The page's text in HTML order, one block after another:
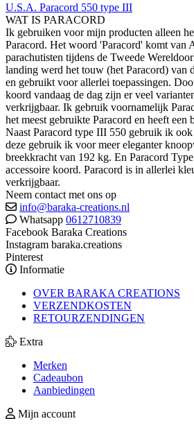
U.S.A. Paracord 550 type III
WAT IS PARACORD
Ik gebruiken voor mijn producten alleen
Paracord. Het woord 'Paracord' komt van
parachutisten tijdens de Tweede
landing werd het touw (het Paracord) van
en gebruikt voor allerlei toepassingen.
koord vandaag de dag zijn er veel
verkrijgbaar. Ik gebruik voornamelijk
het meest gebruikte Paracord en heeft een
Naast Paracord type III 550 gebruik ik
deze gebruik ik voor meer eleganter
breekkracht van 192 kg. En Paracord
accessoire koord. Paracord is in allerlei
verkrijgbaar.
Neem contact met ons op
info@baraka-creations.nl
Whatsapp 0612710839
Facebook Baraka Creations
Instagram baraka.creations
Pinterest
Informatie
OVER BARAKA CREATIONS
VERZENDKOSTEN
RETOURZENDINGEN
Extra
Merken
Cadeaubon
Aanbiedingen
Mijn account